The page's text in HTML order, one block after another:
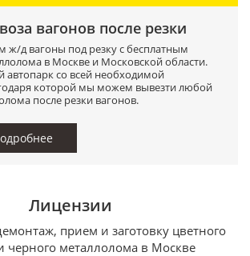
вагонов после резки
д вагоны под резку с бесплатным
в Москве и Московской области.
автопарк со всей необходимой
которой мы можем вывезти любой
после резки вагонов.
Лицензии
прием и заготовку цветного
черного металлолома в Москве